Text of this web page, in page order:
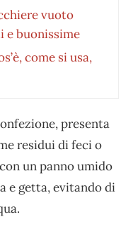
vuoto
e buonissime
come si usa,
presenta
residui di feci o
un panno umido
e getta, evitando di